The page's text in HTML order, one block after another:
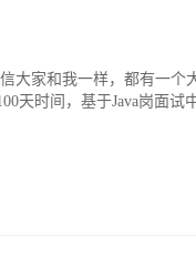
大家和我一样，都有一个
天时间，基于Java岗面试